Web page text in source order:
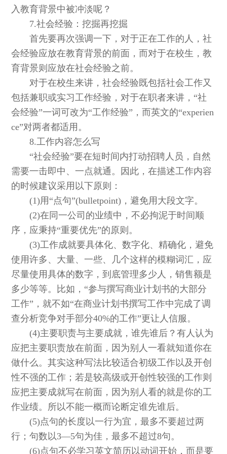
入教育背景中被冲淡呢？
7.社会经验：挖掘再挖掘
首先要再次强调一下，对于正在工作的人，社
会经验应放在教育背景的前面，而对于在校生，教
育背景则应放在社会经验之前。
对于在校生来讲，社会经验既包括社会工作又
包括兼职或实习工作经验，对于在职者来讲，“社
会经验”一词可改为“工作经验”，而英文的“experien
ce”对两者都适用。
8.工作内容怎么写
“社会经验”要在短时间内打动招聘人员，自然
需要一击即中、一点就通。因此，在描述工作内容
的时候建议采用以下原则：
(1)用“点句”(bulletpoint)，避免用大段文字。
(2)在同一公司的业绩中，不必拘泥于时间顺
序，应秉持“重要优先”的原则。
(3)工作成就要具体化、数字化、精确化，避免
使用许多、大量、一些、几个这样的模糊词汇，应
尽量使用具体的数字，到底管理多少人，销售额是
多少等等。比如，“参与撰写商业计划书的大部分
工作”，就不如“在商业计划书撰写工作中完成了调
查分析竞争对手部分40%的工作”更让人信服。
(4)主要职责与主要成就，谁先谁后？有人认为
应把主要职责放在前面，因为别人一看就知道你在
做什么。其实这种写法比较适合初级工作以及开创
性不强的工作；若是较高级或开创性较强的工作则
应把主要成就写在前面，因为别人看的就是你的工
作业绩。所以不能一概而论断定谁先谁后。
(5)点句的长度以一行为宜，最多不要超过两
行；句数以3—5句为佳，最多不超过8句。
(6)点句不必学习英文简历以动词开始，而是要